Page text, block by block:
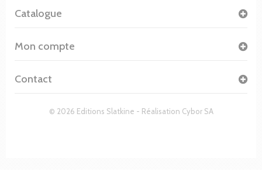
© 2026 Editions Slatkine - Réalisation Cybor SA
Catalogue
Mon compte
Contact